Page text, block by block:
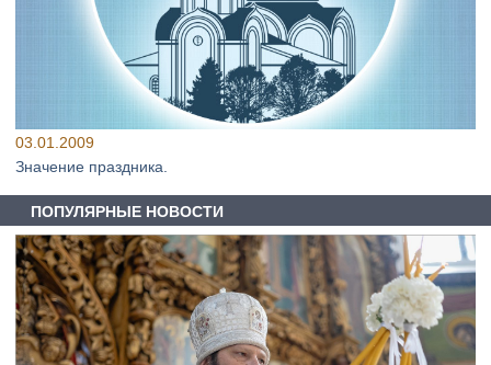
03.01.2009
Значение праздника.
ПОПУЛЯРНЫЕ НОВОСТИ